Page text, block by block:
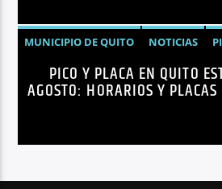
MUNICIPIO DE QUITO NOTICIAS
PICO Y PLACA EN QUITO
AGOSTO: HORARIOS Y PLACAS